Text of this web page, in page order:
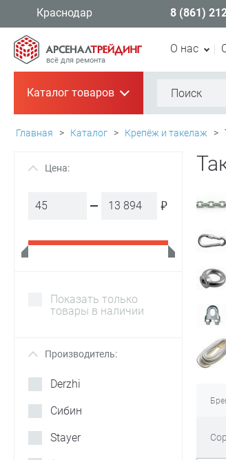
Краснодар 8 (861)
всё для ремонта
О нас
Каталог товаров+
Главная > Каталог > Крепёж и такелаж >
+ Цена:
₽
Показать только
товары в наличии
+ Производитель:
Derzhi
Сибин
Stayer